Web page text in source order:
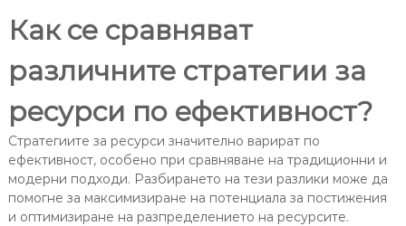
Как се сравняват
различните стратегии за
ресурси по ефективност?
Стратегиите за ресурси значително варират по
ефективност, особено при сравняване на традиционни и
модерни подходи. Разбирането на тези разлики може да
помогне за максимизиране на потенциала за постижения
и оптимизиране на разпределението на ресурсите.